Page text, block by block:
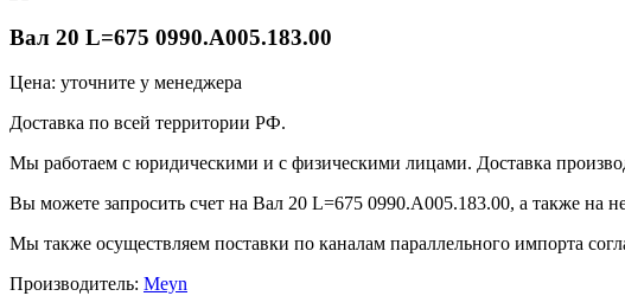
Вал 20 L=675 0990.А005.183.00
Цена: уточните у менеджера
Доставка по всей территории РФ.
Мы работаем с юридическими и с физическими лицами. Доставка
Вы можете запросить счет на Вал 20 L=675 0990.А005.183.00, а также на
Мы также осуществляем поставки по каналам параллельного импорта
Производитель: Meyn